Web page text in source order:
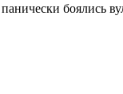
боялись